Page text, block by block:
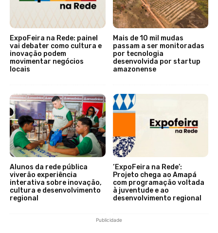
ExpoFeira na Rede: painel
vai debater como cultura e
inovação podem
movimentar negócios
locais
Mais de 10 mil mudas
passam a ser monitoradas
por tecnologia
desenvolvida por startup
amazonense
Alunos da rede pública
viverão experiência
interativa sobre inovação,
cultura e desenvolvimento
regional
‘ExpoFeira na Rede’:
Projeto chega ao Amapá
com programação voltada
à juventude e ao
desenvolvimento regional
Publicidade